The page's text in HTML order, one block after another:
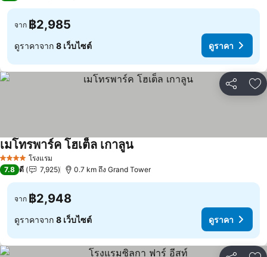
จาก ฿2,985
ดูราคาจาก 8 เว็บไซต์ ดูราคา
แชร์ เ
4 ดาว โรงแรม
เมโทรพาร์ค โฮเต็ล เกาลูนดูราคา
7.8 ดี 7,925 0.7 km ถึง Grand Tower
จาก ฿2,948
ดูราคาจาก 8 เว็บไซต์ ดูราคา